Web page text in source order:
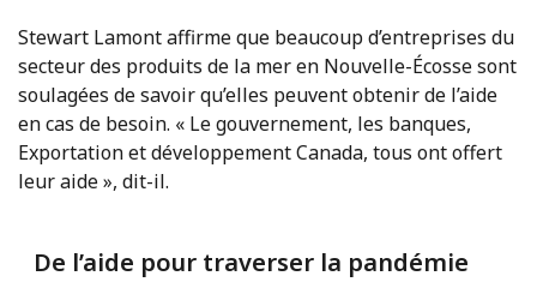
Stewart Lamont affirme que beaucoup d’entreprises du
secteur des produits de la mer en Nouvelle-Écosse sont
soulagées de savoir qu’elles peuvent obtenir de l’aide
en cas de besoin. « Le gouvernement, les banques,
Exportation et développement Canada, tous ont offert
leur aide », dit-il.
De l’aide pour traverser la pandémie